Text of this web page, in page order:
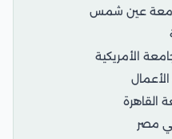
جامعة عين شمس
الأمريكية
القاهرة
مصر